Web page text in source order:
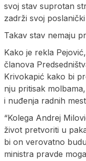
svoj stav suprotan
zadrži svoj
Takav stav nemaju
Kako je rekla
članova
Krivokapić kako bi
nju pritisak
i nuđenja radnih
“Kolega Andrej
život pretvoriti u
bi on verovatno
ministra pravde